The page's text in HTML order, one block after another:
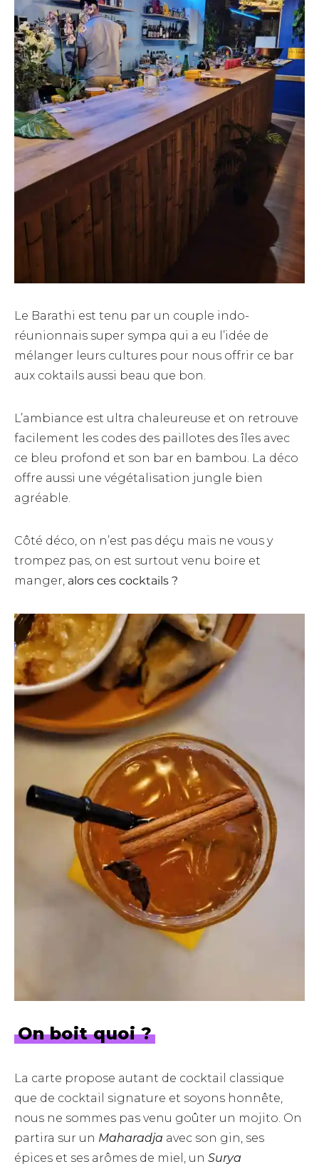
Le Barathi est tenu par un couple indo-
réunionnais super sympa qui a eu l’idée de
mélanger leurs cultures pour nous offrir ce bar
aux coktails aussi beau que bon.
L’ambiance est ultra chaleureuse et on retrouve
facilement les codes des paillotes des îles avec
ce bleu profond et son bar en bambou. La déco
offre aussi une végétalisation jungle bien
agréable.
Côté déco, on n’est pas déçu mais ne vous y
trompez pas, on est surtout venu boire et
manger, alors ces cocktails ?
On boit quoi ?
La carte propose autant de cocktail classique
que de cocktail signature et soyons honnête,
nous ne sommes pas venu goûter un mojito. On
partira sur un Maharadja avec son gin, ses
épices et ses arômes de miel, un Surya